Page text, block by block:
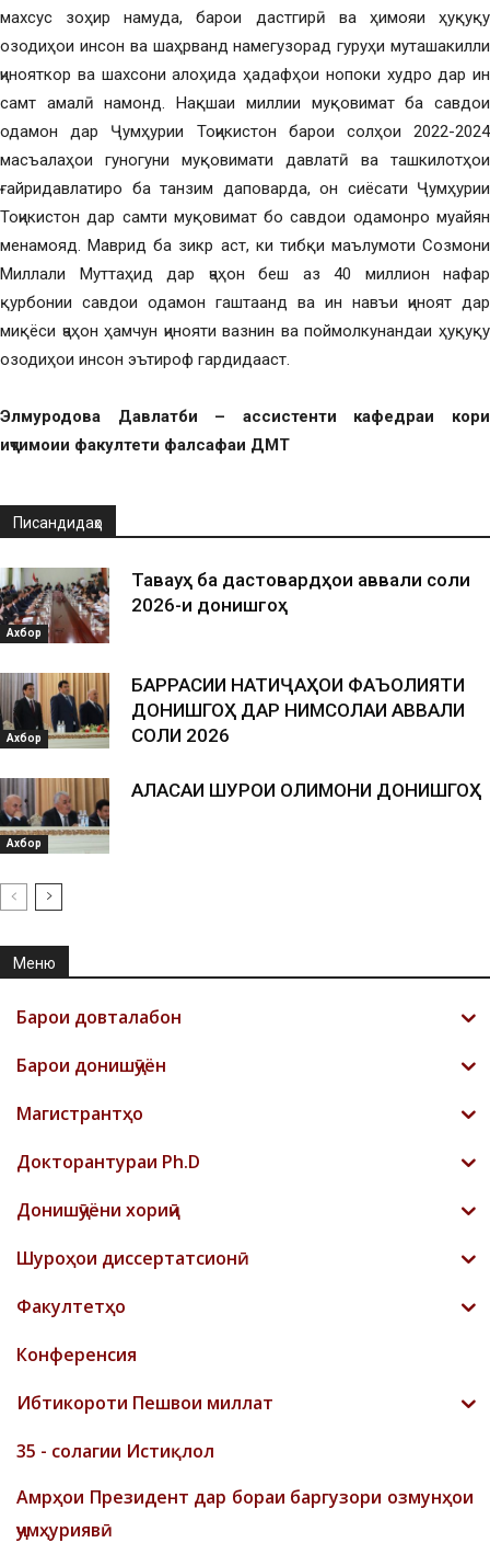
махсус зоҳир намуда, барои дастгирӣ ва ҳимояи ҳуқуқу
озодиҳои инсон ва шаҳрванд намегузорад гуруҳи муташакилли
ҷинояткор ва шахсони алоҳида ҳадафҳои нопоки худро дар ин
самт амалӣ намонд. Нақшаи миллии муқовимат ба савдои
одамон дар Ҷумҳурии Тоҷикистон барои солҳои 2022-2024
масъалаҳои гуногуни муқовимати давлатӣ ва ташкилотҳои
ғайридавлатиро ба танзим даповарда, он сиёсати Ҷумҳурии
Тоҷикистон дар самти муқовимат бо савдои одамонро муайян
менамояд. Маврид ба зикр аст, ки тибқи маълумоти Созмони
Миллали Муттаҳид дар ҷаҳон беш аз 40 миллион нафар
қурбонии савдои одамон гаштаанд ва ин навъи ҷиноят дар
миқёси ҷаҳон ҳамчун ҷинояти вазнин ва поймолкунандаи ҳуқуқу
озодиҳои инсон эътироф гардидааст.
Элмуродова Давлатби – ассистенти кафедраи кори
иҷтимоии факултети фалсафаи ДМТ
Писандидаҳо
Ахбор
Таваҷҷуҳ ба дастовардҳои аввали соли
2026-и донишгоҳ
Ахбор
БАРРАСИИ НАТИҶАҲОИ ФАЪОЛИЯТИ
ДОНИШГОҲ ДАР НИМСОЛАИ АВВАЛИ
СОЛИ 2026
Ахбор
АЛАСАИ ШУРОИ ОЛИМОНИ ДОНИШГОҲ
Меню
Барои довталабон
Барои донишҷӯён
Магистрантҳо
Докторантураи Ph.D
Донишҷӯёни хориҷӣ
Шyроҳои диссертатсионӣ
Факултетҳо
Конференсия
Ибтикороти Пешвои миллат
35 - солагии Истиқлол
Амрҳои Президент дар бораи баргузори озмунҳои
ҷумҳуриявӣ